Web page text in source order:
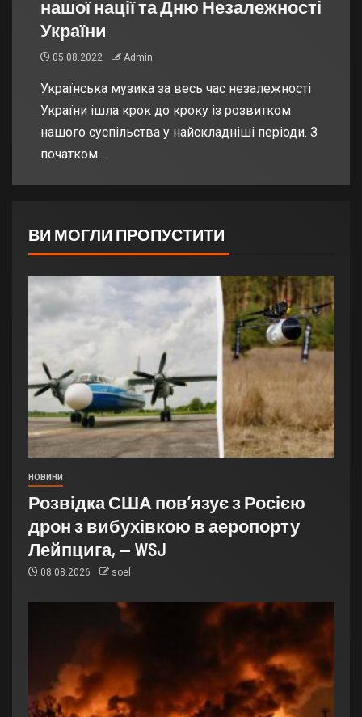
нашої нації та Дню Незалежності
України
05.08.2022 Admin
Українська музика за весь час незалежності
України ішла крок до кроку із розвитком
нашого суспільства у найскладніші періоди. З
початком...
ВИ МОГЛИ ПРОПУСТИТИ
НОВИНИ
Розвідка США пов’язує з Росією
дрон з вибухівкою в аеропорту
Лейпцига, — WSJ
08.08.2026 soel